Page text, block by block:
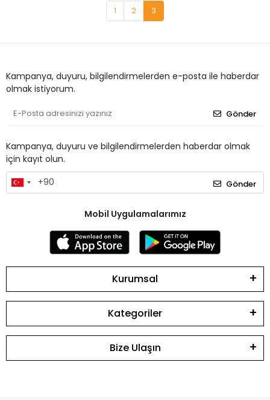
1 2 3
Kampanya, duyuru, bilgilendirmelerden e-posta ile haberdar
olmak istiyorum.
Gönder
Kampanya, duyuru ve bilgilendirmelerden haberdar olmak
için kayıt olun.
Gönder
Mobil Uygulamalarımız
Kurumsal
Kategoriler
Bize Ulaşın